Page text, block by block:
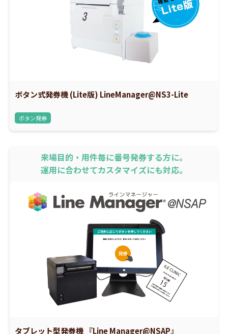
ボタン式発券機 (Lite版) LineManager@NS3-Lite
ボタン発券
来場目的・用件毎に番号発券する方に。
運用に合わせてカスタマイズにも対応。
タブレット型発券機 『Line Manager@NSAP』